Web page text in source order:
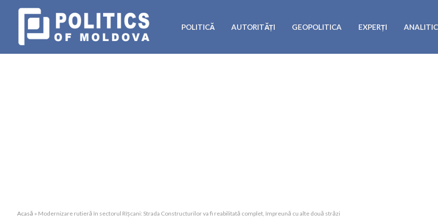
POLITICĂ AUTORITĂȚI GEOPOLITICA EXPERȚI
Acasă » Modernizare rutieră în sectorul Rîșcani: Strada Constructurilor va fi reabilitată complet, împreună cu alte două străzi